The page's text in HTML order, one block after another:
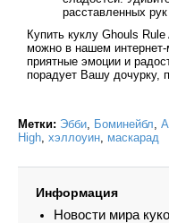
расставленных рук
Купить куклу Ghouls
можно в нашем
приятные эмоции и
порадует Вашу дочурку,
Метки: Эбби Боминейбл
High хэллоуин маскарад
Информация
Новости мира